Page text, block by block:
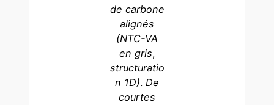
de carbone
alignés
(NTC-VA
en gris,
structuratio
n 1D). De
courtes